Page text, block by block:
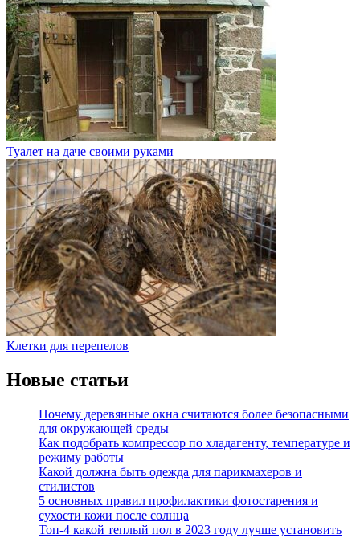
Туалет на даче своими руками
Клетки для перепелов
Новые статьи
Почему деревянные окна считаются более безопасными
для окружающей среды
Как подобрать компрессор по хладагенту, температуре и
режиму работы
Какой должна быть одежда для парикмахеров и
стилистов
5 основных правил профилактики фотостарения и
сухости кожи после солнца
Топ-4 какой теплый пол в 2023 году лучше установить